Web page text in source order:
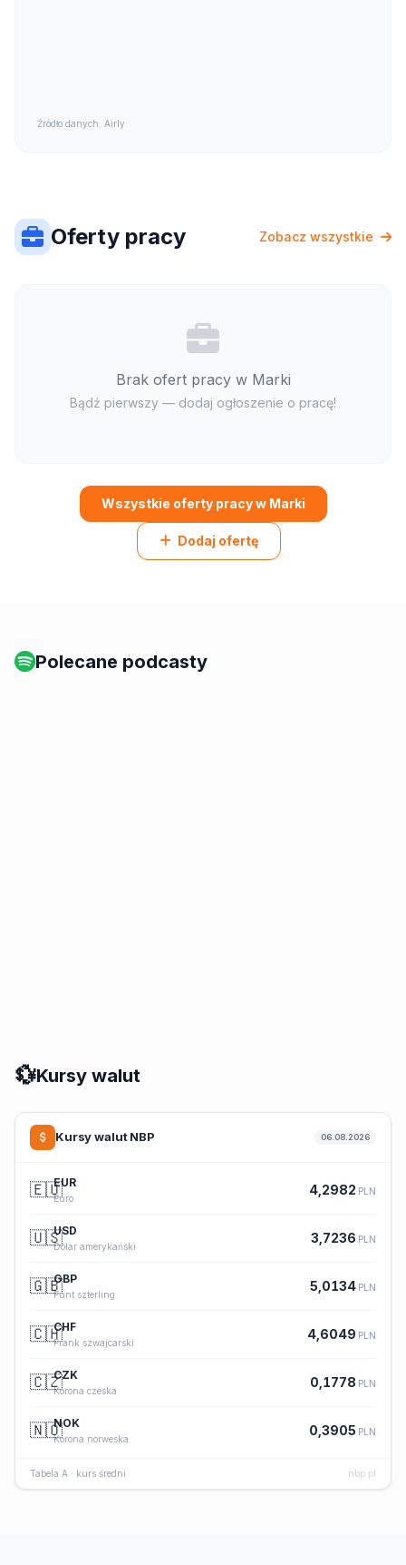
Źródło danych: Airly
Oferty pracy Zobacz wszystkie
Brak ofert pracy w Marki
Bądź pierwszy — dodaj ogłoszenie o pracę!
Wszystkie oferty pracy w Marki
Dodaj ofertę
Polecane podcasty
💱Kursy walut
Kursy walut NBP 06.08.2026
🇪🇺EUR
Euro
4,2982 PLN
🇺🇸USD
Dolar amerykański
3,7236 PLN
🇬🇧GBP
Funt szterling
5,0134 PLN
🇨🇭CHF
Frank szwajcarski
4,6049 PLN
🇨🇿CZK
Korona czeska
0,1778 PLN
🇳🇴NOK
Korona norweska
0,3905 PLN
Tabela A · kurs średni nbp.pl